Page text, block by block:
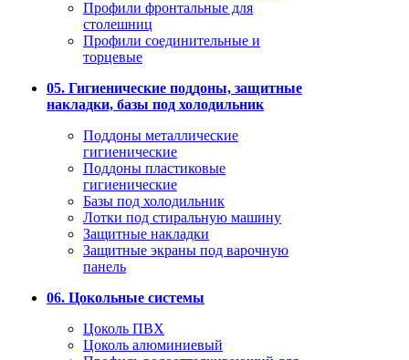
Профили фронтальные для
столешниц
Профили соединительные и
торцевые
05. Гигиенические поддоны, защитные
накладки, базы под холодильник
Поддоны металлические
гигиенические
Поддоны пластиковые
гигиенические
Базы под холодильник
Лотки под стиральную машину
Защитные накладки
Защитные экраны под варочную
панель
06. Цокольные системы
Цоколь ПВХ
Цоколь алюминиевый